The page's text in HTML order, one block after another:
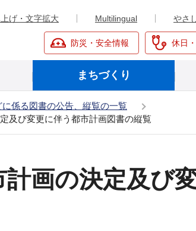
げ・文字拡大 Multilingual やさ
防災・安全情報 休日
まちづくり
係る図書の公告、縦覧の一覧
及び変更に伴う都市計画図書の縦覧
画の決定及び